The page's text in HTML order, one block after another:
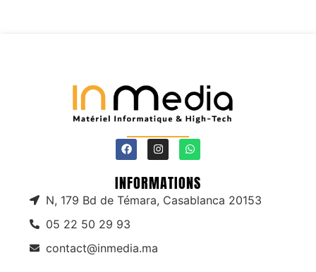
INFORMATIONS
N, 179 Bd de Témara, Casablanca 20153
05 22 50 29 93
contact@inmedia.ma